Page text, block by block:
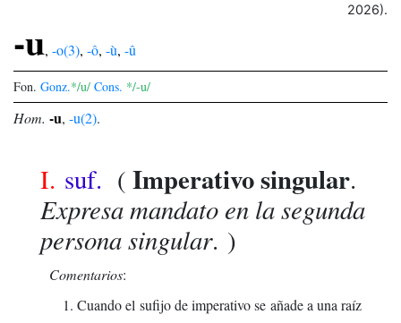
2026).
-u, -o(3), -ô, -ù, -û
Fon. Gonz.*/u/ Cons. */-u/
Hom. -u, -u(2).
I. suf. ( Imperativo singular.
Expresa mandato en la segunda
persona singular. )
Comentarios:
1. Cuando el sufijo de imperativo se añade a una raíz